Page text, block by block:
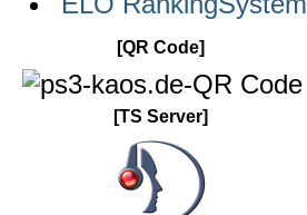
[QR Code]
[TS Server]